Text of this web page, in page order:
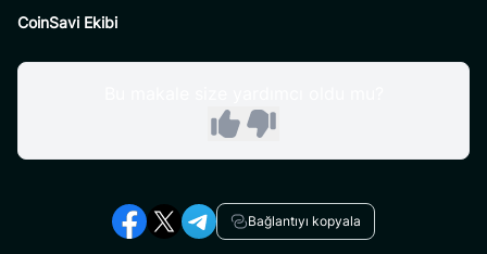
CoinSavi Ekibi
Bağlantıyı kopyala